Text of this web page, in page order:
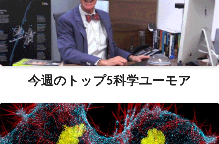
今週のトップ5科学ユーモア